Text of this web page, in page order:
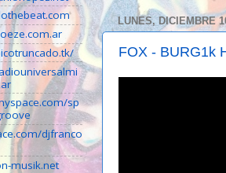
LUNES, DICIEMBRE
FOX - BURG1k
sp
djfranco
musik.net